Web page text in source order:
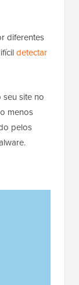
diferentes
detectar
site no
menos
pelos